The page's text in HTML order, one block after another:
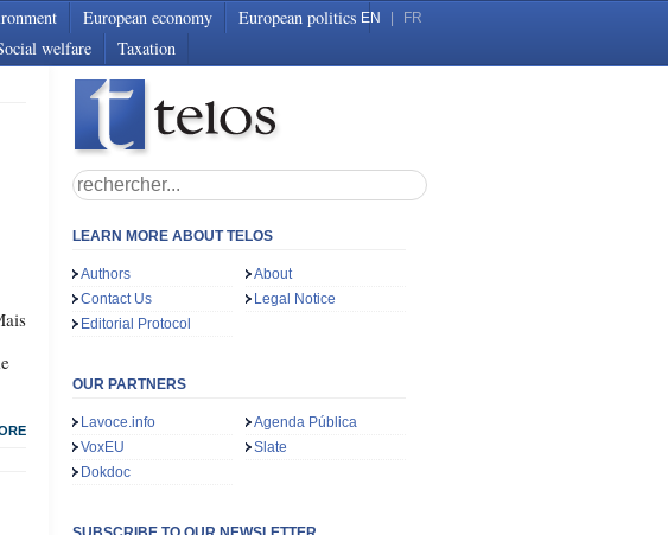
European economy
European politics
welfare Taxation
EN FR
LEARN MORE ABOUT TELOS
Authors
About
Contact Us
Legal Notice
Editorial Protocol
OUR PARTNERS
Lavoce.info
Agenda Pública
VoxEU
Slate
Dokdoc